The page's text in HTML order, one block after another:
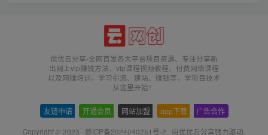
优优云分享-全网首发各大平台项目资源、专注分享新
出网上vip赚钱方法、vip课程视频教程、付费网络课程
以及网赚培训，学习引流、建站、赚钱等，学项目技术
从这里开始！
友链申请 开通会员 网站加盟 app下载 广告合作
Copyright © 2023 · 赣ICP备2024040251号-2 · 由优优云分享强力驱动.